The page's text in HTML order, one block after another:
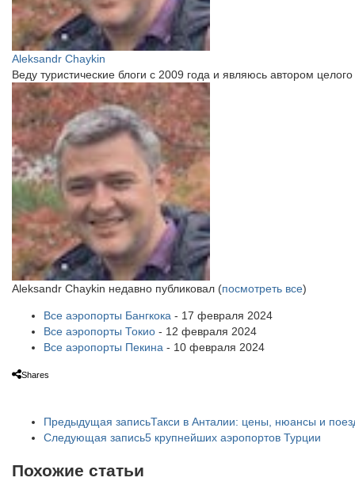
Aleksandr Chaykin
Веду туристические блоги с 2009 года и являюсь автором
Aleksandr Chaykin недавно публиковал (посмотреть все)
Все аэропорты Бангкока - 17 февраля 2024
Все аэропорты Токио - 12 февраля 2024
Все аэропорты Пекина - 10 февраля 2024
Shares
Предыдущая записьТакси в Анталии: цены, нюансы и
Следующая запись5 крупнейших аэропортов Турции
Похожие статьи